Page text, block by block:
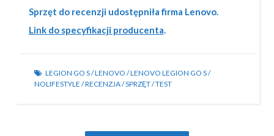
Sprzęt do recenzji udostępniła firma Lenovo.
Link do specyfikacji producenta.
LEGION GO S/LENOVO /LENOVO LEGION GO S/
NOLIFESTYLE /RECENZJA/SPRZĘT/TEST